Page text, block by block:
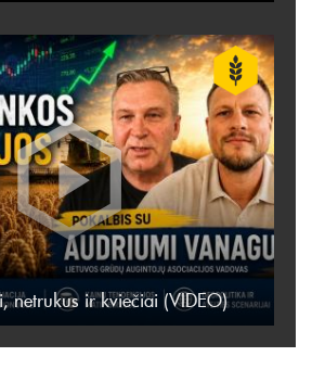
netrukus ir kviečiai (VIDEO)